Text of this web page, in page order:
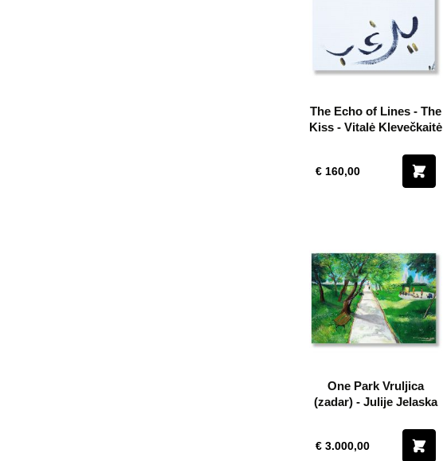
The Echo of Lines - The
Kiss - Vitalė Klevečkaitė
€ 160,00
One Park Vruljica
(zadar) - Julije Jelaska
€ 3.000,00